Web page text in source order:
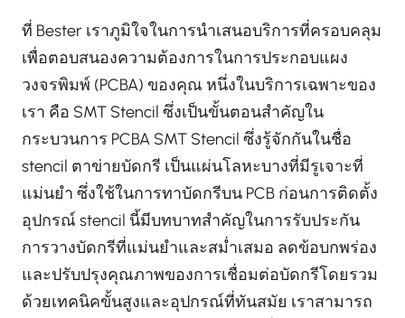
ที่ Bester เราภูมิใจในการนำเสนอบริการที่ครอบคลุม
เพื่อตอบสนองความต้องการในการประกอบแผง
วงจรพิมพ์ (PCBA) ของคุณ หนึ่งในบริการเฉพาะของ
เรา คือ SMT Stencil ซึ่งเป็นขั้นตอนสำคัญใน
กระบวนการ PCBA SMT Stencil ซึ่งรู้จักกันในชื่อ
stencil ตาข่ายบัดกรี เป็นแผ่นโลหะบางที่มีรูเจาะที่
แม่นยำ ซึ่งใช้ในการทาบัดกรีบน PCB ก่อนการติดตั้ง
อุปกรณ์ stencil นี้มีบทบาทสำคัญในการรับประกัน
การวางบัดกรีที่แม่นยำและสม่ำเสมอ ลดข้อบกพร่อง
และปรับปรุงคุณภาพของการเชื่อมต่อบัดกรีโดยรวม
ด้วยเทคนิคขั้นสูงและอุปกรณ์ที่ทันสมัย เราสามารถ